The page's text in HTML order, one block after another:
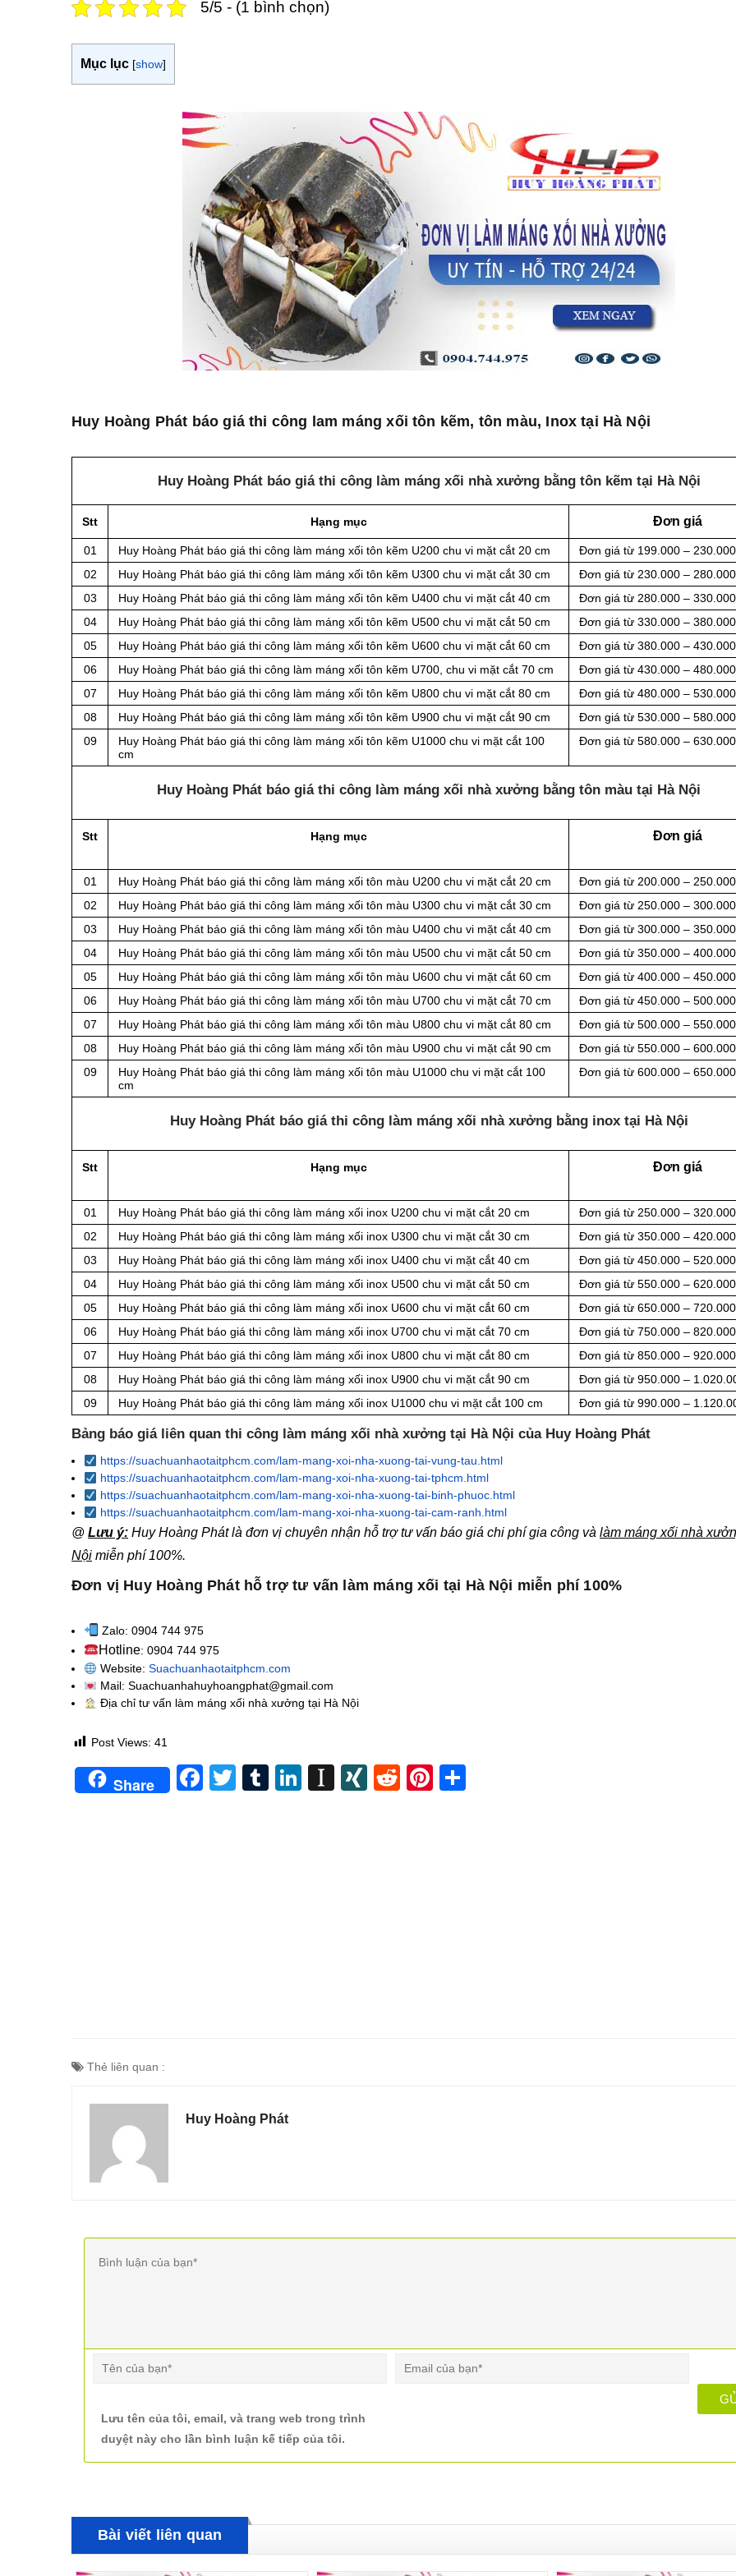
5/5 - (1 bình chọn)
Mục lục [show]
Huy Hoàng Phát báo giá thi công lam máng xối tôn kẽm, tôn màu, Inox tại Hà Nội
Huy Hoàng Phát báo giá thi công làm máng xối nhà xưởng bằng tôn kẽm tại Hà Nội
Stt Hạng mục Đơn giá
01 Huy Hoàng Phát báo giá thi công làm máng xối tôn kẽm U200 chu vi mặt cắt 20 cm
Đơn giá từ 199.000 –
02
Huy Hoàng Phát báo giá thi công làm máng xối tôn kẽm U300 chu vi mặt cắt 30 cm
Đơn giá từ 230.000 –
03
Huy Hoàng Phát báo giá thi công làm máng xối tôn kẽm U400 chu vi mặt cắt 40 cm
Đơn giá từ 280.000 –
04
Huy Hoàng Phát báo giá thi công làm máng xối tôn kẽm U500 chu vi mặt cắt 50 cm
Đơn giá từ 330.000 –
05
Huy Hoàng Phát báo giá thi công làm máng xối tôn kẽm U600 chu vi mặt cắt 60 cm
Đơn giá từ 380.000 –
06
Huy Hoàng Phát báo giá thi công làm máng xối tôn kẽm U700, chu vi mặt cắt 70 cm
Đơn giá từ 430.000 –
07
Huy Hoàng Phát báo giá thi công làm máng xối tôn kẽm U800 chu vi mặt cắt 80 cm
Đơn giá từ 480.000 –
08
Huy Hoàng Phát báo giá thi công làm máng xối tôn kẽm U900 chu vi mặt cắt 90 cm
Đơn giá từ 530.000 –
09
Huy Hoàng Phát báo giá thi công làm máng xối tôn kẽm U1000 chu vi mặt cắt 100
cm
Đơn giá từ 580.000 –
Huy Hoàng Phát báo giá thi công làm máng xối nhà xưởng bằng tôn màu tại Hà Nội
Stt Hạng mục Đơn giá
01 Huy Hoàng Phát báo giá thi công làm máng xối tôn màu U200 chu vi mặt cắt 20 cm
Đơn giá từ 200.000 –
02
Huy Hoàng Phát báo giá thi công làm máng xối tôn màu U300 chu vi mặt cắt 30 cm
Đơn giá từ 250.000 –
03
Huy Hoàng Phát báo giá thi công làm máng xối tôn màu U400 chu vi mặt cắt 40 cm
Đơn giá từ 300.000 –
04
Huy Hoàng Phát báo giá thi công làm máng xối tôn màu U500 chu vi mặt cắt 50 cm
Đơn giá từ 350.000 –
05
Huy Hoàng Phát báo giá thi công làm máng xối tôn màu U600 chu vi mặt cắt 60 cm
Đơn giá từ 400.000 –
06
Huy Hoàng Phát báo giá thi công làm máng xối tôn màu U700 chu vi mặt cắt 70 cm
Đơn giá từ 450.000 –
07
Huy Hoàng Phát báo giá thi công làm máng xối tôn màu U800 chu vi mặt cắt 80 cm
Đơn giá từ 500.000 –
08
Huy Hoàng Phát báo giá thi công làm máng xối tôn màu U900 chu vi mặt cắt 90 cm
Đơn giá từ 550.000 –
09
Huy Hoàng Phát báo giá thi công làm máng xối tôn màu U1000 chu vi mặt cắt 100
cm
Đơn giá từ 600.000 –
Huy Hoàng Phát báo giá thi công làm máng xối nhà xưởng bằng inox tại Hà Nội
Stt Hạng mục Đơn giá
01 Huy Hoàng Phát báo giá thi công làm máng xối inox U200 chu vi mặt cắt 20 cm
Đơn giá từ 250.000 –
02
Huy Hoàng Phát báo giá thi công làm máng xối inox U300 chu vi mặt cắt 30 cm
Đơn giá từ 350.000 –
03
Huy Hoàng Phát báo giá thi công làm máng xối inox U400 chu vi mặt cắt 40 cm
Đơn giá từ 450.000 –
04
Huy Hoàng Phát báo giá thi công làm máng xối inox U500 chu vi mặt cắt 50 cm
Đơn giá từ 550.000 –
05
Huy Hoàng Phát báo giá thi công làm máng xối inox U600 chu vi mặt cắt 60 cm
Đơn giá từ 650.000 –
06
Huy Hoàng Phát báo giá thi công làm máng xối inox U700 chu vi mặt cắt 70 cm
Đơn giá từ 750.000 –
07
Huy Hoàng Phát báo giá thi công làm máng xối inox U800 chu vi mặt cắt 80 cm
Đơn giá từ 850.000 –
08
Huy Hoàng Phát báo giá thi công làm máng xối inox U900 chu vi mặt cắt 90 cm
Đơn giá từ 950.000 –
09
Huy Hoàng Phát báo giá thi công làm máng xối inox U1000 chu vi mặt cắt 100 cm Đơn giá từ 990.000 –
Bảng báo giá liên quan thi công làm máng xối nhà xưởng tại Hà Nội của Huy Hoàng Phát
https://suachuanhaotaitphcm.com/lam-mang-xoi-nha-xuong-tai-vung-tau.html
https://suachuanhaotaitphcm.com/lam-mang-xoi-nha-xuong-tai-tphcm.html
https://suachuanhaotaitphcm.com/lam-mang-xoi-nha-xuong-tai-binh-phuoc.html
https://suachuanhaotaitphcm.com/lam-mang-xoi-nha-xuong-tai-cam-ranh.html
@ Lưu ý: Huy Hoàng Phát là đơn vị chuyên nhận hỗ trợ tư vấn báo giá chi phí gia công và làm máng xối nhà
Nội miễn phí 100%.
Đơn vị Huy Hoàng Phát hỗ trợ tư vấn làm máng xối tại Hà Nội miễn phí 100%
Zalo: 0904 744 975
Hotline: 0904 744 975
Website: Suachuanhaotaitphcm.com
Mail: Suachuanhahuyhoangphat@gmail.com
Địa chỉ tư vấn làm máng xối nhà xưởng tại Hà Nội
Post Views: 41
Share Facebook
TwitterTumblrLinkedIn
Instapaper
XINGRedditPinterest
Thẻ liên quan :
Huy Hoàng Phát
Lưu tên của tôi, email, và trang web trong trình
duyệt này cho lần bình luận kế tiếp của tôi.
Bài viết liên quan